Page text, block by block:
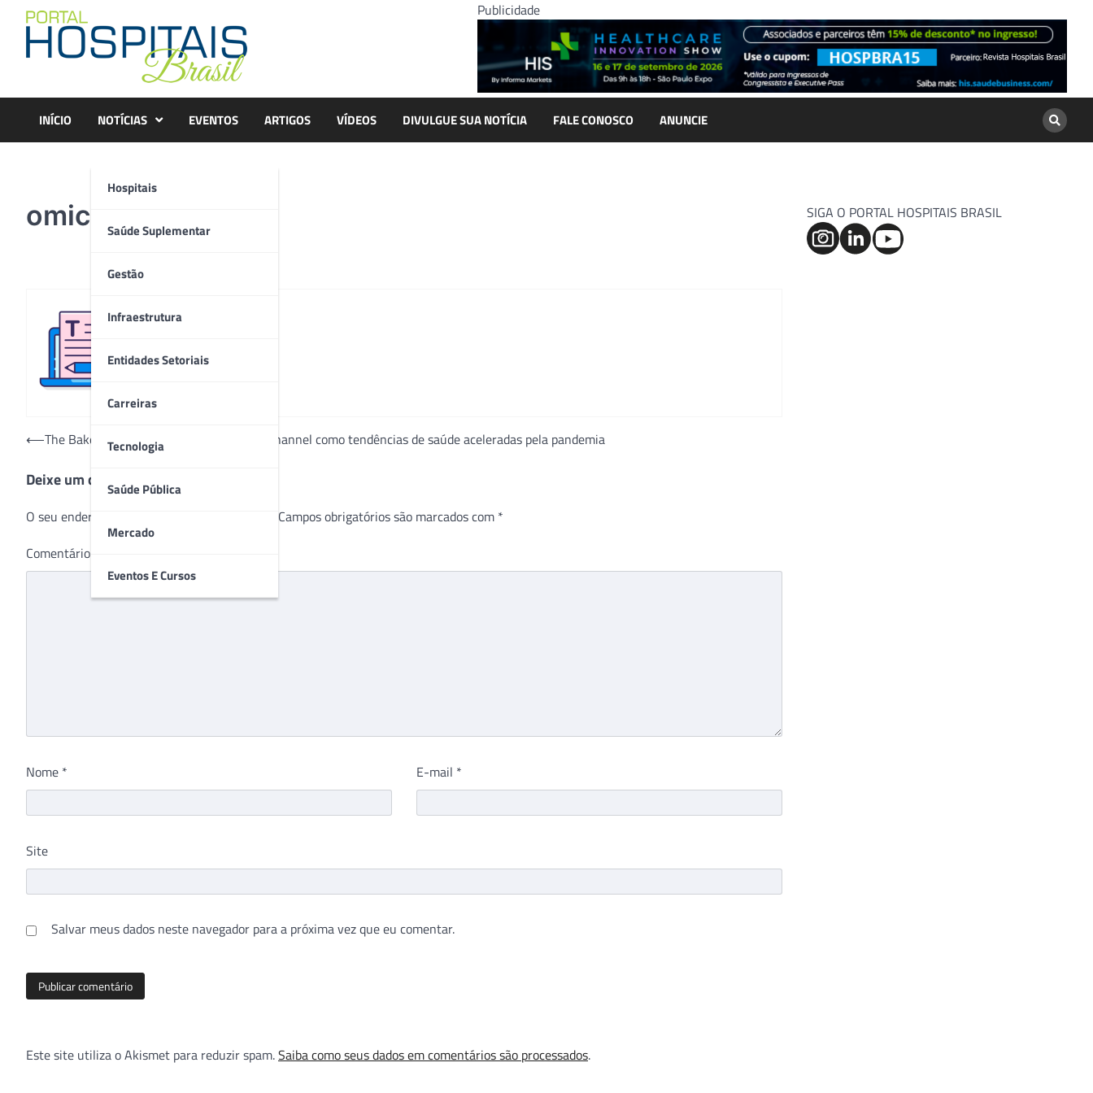
content
Publicidade
INÍCIO NOTÍCIAS
Hospitais
Saúde Suplementar
Gestão
Infraestrutura
Entidades Setoriais
Carreiras
Tecnologia
Saúde Pública
Mercado
Eventos E Cursos
EVENTOS ARTIGOS VÍDEOS DIVULGUE SUA NOTÍCIA FALE CONOSCO ANUNCIE
omichannel
Navegação
Post
⟵The Bakery aposta em prevenção e omnichannel como tendências de saúde aceleradas pela pandemia
Deixe um comentário
O seu endereço de e-mail não será publicado. Campos obrigatórios são marcados com *
Comentário
Nome * E-mail *
Site
Salvar meus dados neste navegador para a próxima vez que eu comentar.
Este site utiliza o Akismet para reduzir spam.Saiba como seus dados em comentários são processados.
SIGA O PORTAL HOSPITAIS BRASIL